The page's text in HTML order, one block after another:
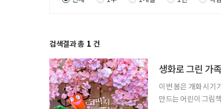
검색결과 총 1 건
생화로 그린 가
이번 봄은 개화 시기
만드는 어린이 그림